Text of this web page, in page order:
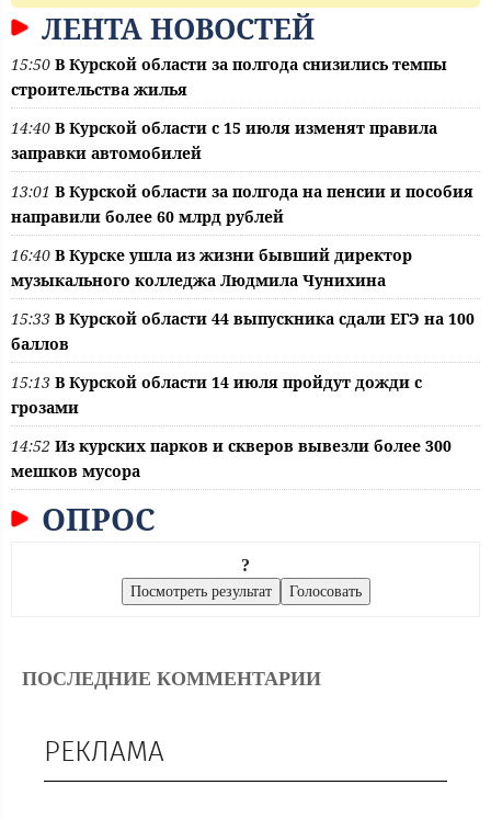
ЛЕНТА НОВОСТЕЙ
15:50 В Курской области за полгода снизились темпы
строительства жилья
14:40 В Курской области с 15 июля изменят правила
заправки автомобилей
13:01 В Курской области за полгода на пенсии и пособия
направили более 60 млрд рублей
16:40 В Курске ушла из жизни бывший директор
музыкального колледжа Людмила Чунихина
15:33 В Курской области 44 выпускника сдали ЕГЭ на 100
баллов
15:13 В Курской области 14 июля пройдут дожди с
грозами
14:52 Из курских парков и скверов вывезли более 300
мешков мусора
ОПРОС
?
ПОСЛЕДНИЕ КОММЕНТАРИИ
РЕКЛАМА